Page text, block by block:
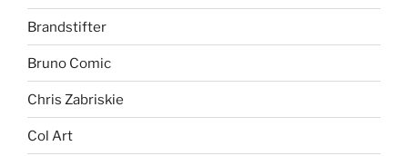
Brandstifter
Bruno Comic
Chris Zabriskie
Col Art